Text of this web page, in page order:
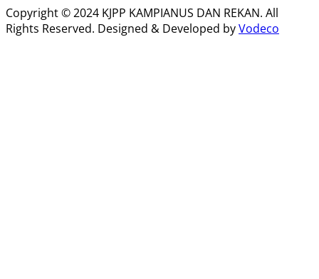
Copyright © 2024 KJPP KAMPIANUS DAN REKAN. All
Rights Reserved. Designed & Developed byVodeco